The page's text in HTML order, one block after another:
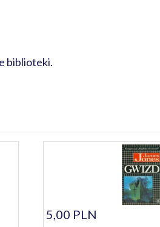
biblioteki.
5,00 PLN